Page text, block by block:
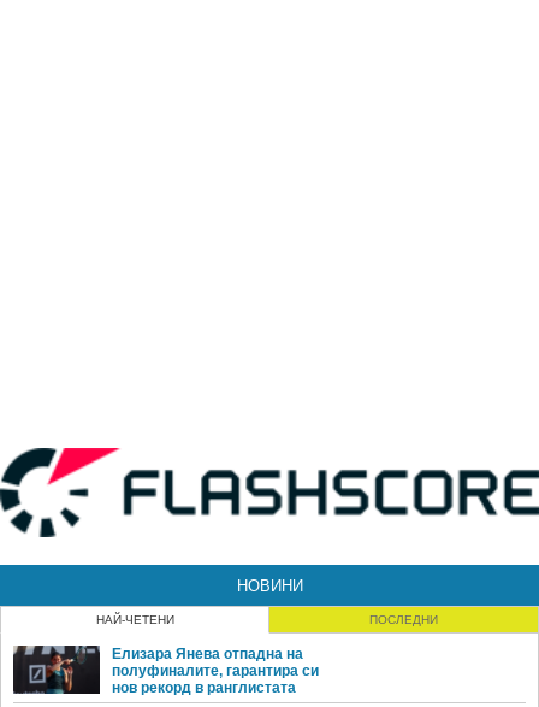
НОВИНИ
НАЙ-ЧЕТЕНИ ПОСЛЕДНИ
Елизара Янева отпадна на
полуфиналите, гарантира си
нов рекорд в ранглистата